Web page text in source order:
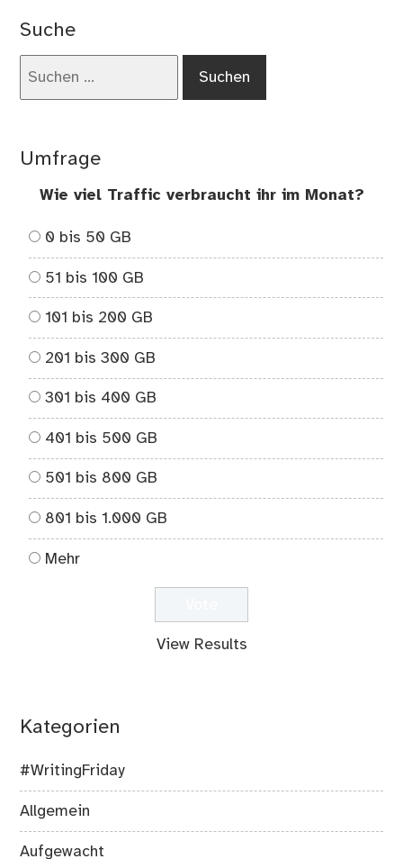
Suche
Umfrage
Wie viel Traffic verbraucht ihr im Monat?
0 bis 50 GB
51 bis 100 GB
101 bis 200 GB
201 bis 300 GB
301 bis 400 GB
401 bis 500 GB
501 bis 800 GB
801 bis 1.000 GB
Mehr
View Results
Kategorien
#WritingFriday
Allgemein
Aufgewacht